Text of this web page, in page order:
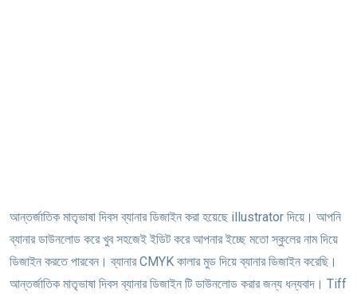
আন্তর্জাতিক মাতৃভাষা দিবস ব্যানার ডিজাইন করা হয়েছে illustrator দিয়ে। আপনি
ব্যানার ডাউনলোড করে খুব সহজেই ইডিট করে আপনার ইচ্ছে মতো স্কুলের নাম দিয়ে
ডিজাইন করতে পারবেন। ব্যানার CMYK কালার মুড দিয়ে ব্যানার ডিজাইন করেছি।
আন্তর্জাতিক মাতৃভাষা দিবস ব্যানার ডিজাইন টি ডাউনলোড করার জন্য ধন্যবাদ। Tiff